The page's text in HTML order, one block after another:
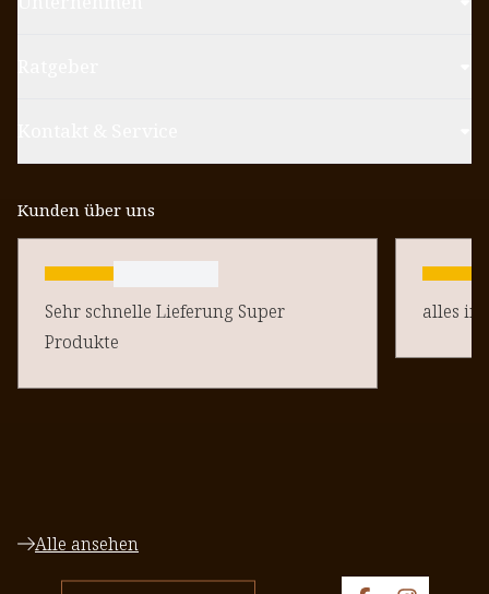
Kunden über uns
Sehr schnelle Lieferung Super
Produkte
alles in
Alle ansehen